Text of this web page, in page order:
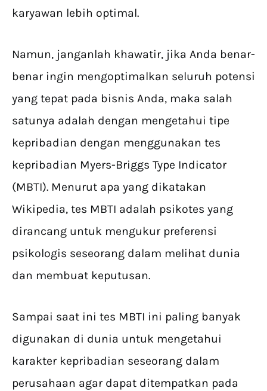
karyawan lebih optimal.
Namun, janganlah khawatir, jika Anda benar-
benar ingin mengoptimalkan seluruh potensi
yang tepat pada bisnis Anda, maka salah
satunya adalah dengan mengetahui tipe
kepribadian dengan menggunakan tes
kepribadian Myers-Briggs Type Indicator
(MBTI). Menurut apa yang dikatakan
Wikipedia, tes MBTI adalah psikotes yang
dirancang untuk mengukur preferensi
psikologis seseorang dalam melihat dunia
dan membuat keputusan.
Sampai saat ini tes MBTI ini paling banyak
digunakan di dunia untuk mengetahui
karakter kepribadian seseorang dalam
perusahaan agar dapat ditempatkan pada